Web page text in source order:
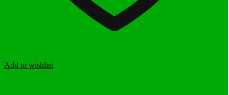
Add to wishlist